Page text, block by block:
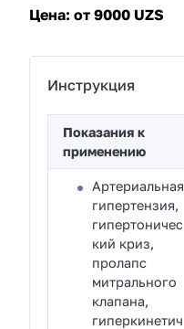
Цена: от 9000 UZS
Инструкция
Показания к
применению
Артериальная
гипертензия,
гипертоничес
кий криз,
пролапс
митрального
клапана,
гиперкинетич